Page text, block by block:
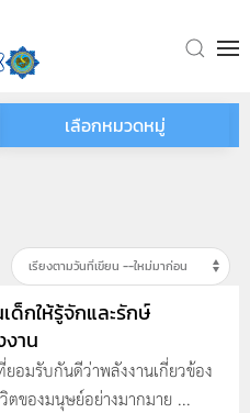
เลือกหมวดหมู่
ด็กให้รู้จักและรักษ์
าน
ยอมรับกันดีว่าพลังงานเกี่ยวข้อง
ตของมนุษย์อย่างมากมาย ...